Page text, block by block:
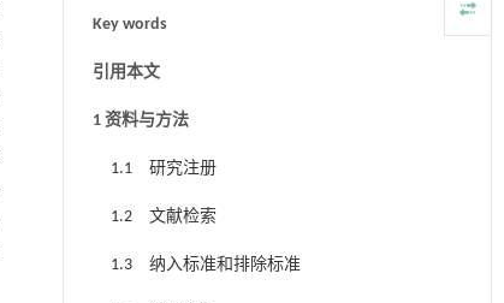
Key words
引用本文
1 资料与方法
1.1 研究注册
1.2 文献检索
1.3 纳入标准和排除标准